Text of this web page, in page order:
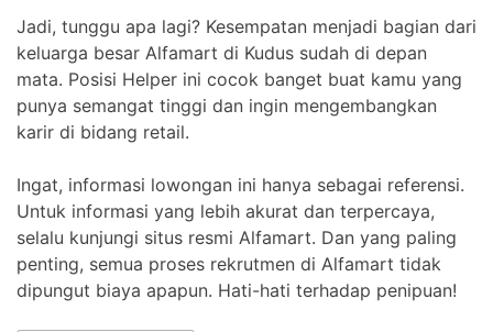
Jadi, tunggu apa lagi? Kesempatan menjadi bagian dari
keluarga besar Alfamart di Kudus sudah di depan
mata. Posisi Helper ini cocok banget buat kamu yang
punya semangat tinggi dan ingin mengembangkan
karir di bidang retail.
Ingat, informasi lowongan ini hanya sebagai referensi.
Untuk informasi yang lebih akurat dan terpercaya,
selalu kunjungi situs resmi Alfamart. Dan yang paling
penting, semua proses rekrutmen di Alfamart tidak
dipungut biaya apapun. Hati-hati terhadap penipuan!